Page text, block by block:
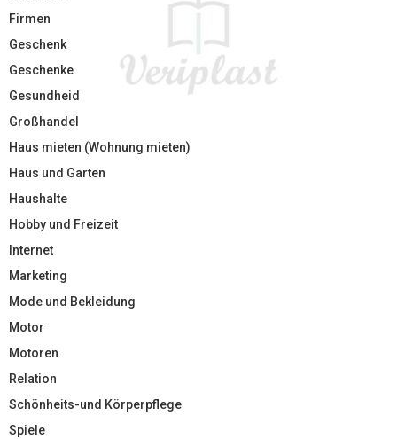
Firmen
Geschenk
Geschenke
Gesundheid
Großhandel
Haus mieten (Wohnung mieten)
Haus und Garten
Haushalte
Hobby und Freizeit
Internet
Marketing
Mode und Bekleidung
Motor
Motoren
Relation
Schönheits-und Körperpflege
Spiele